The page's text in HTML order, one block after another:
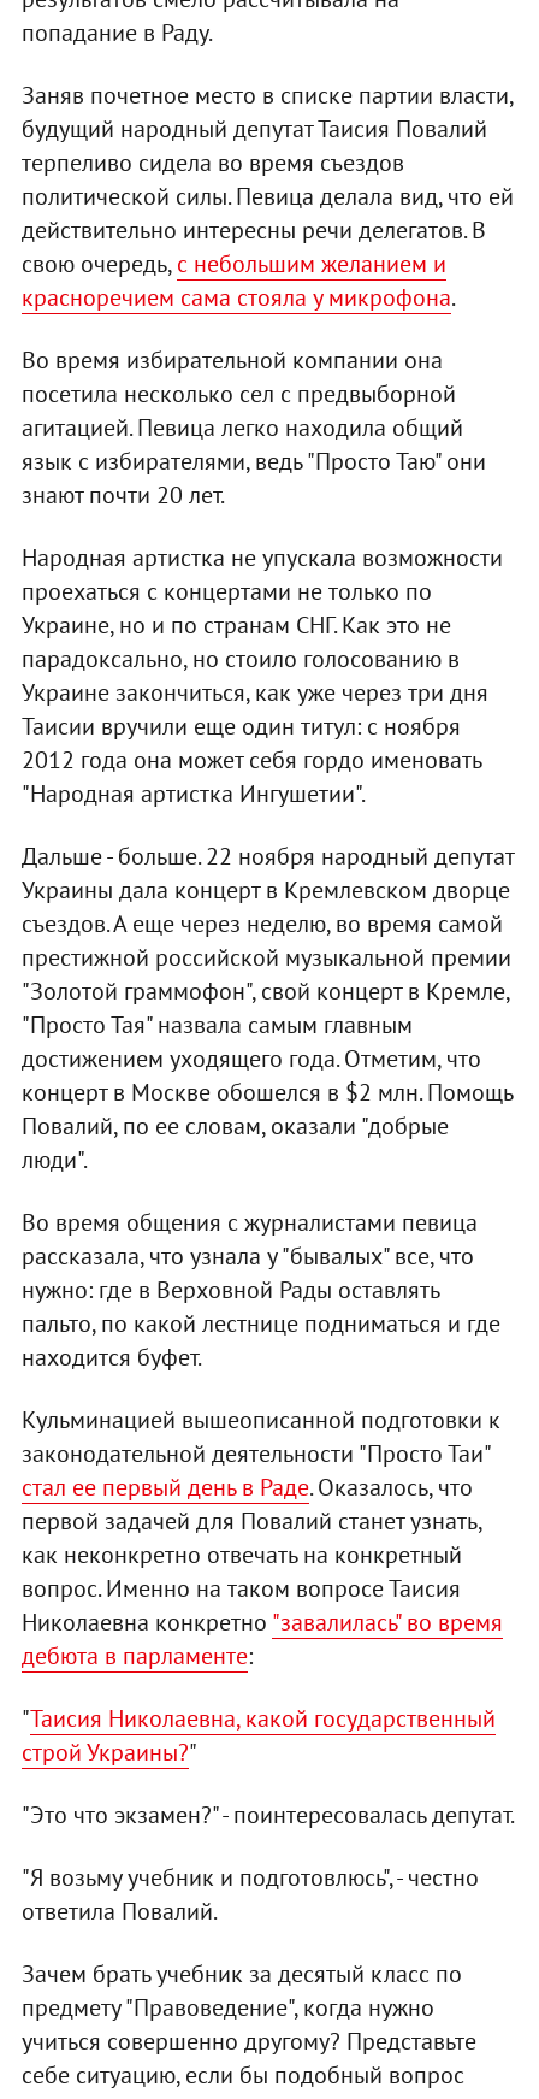
попадание в Раду.
Заняв почетное место в списке партии власти,
будущий народный депутат Таисия Повалий
терпеливо сидела во время съездов
политической силы. Певица делала вид, что ей
действительно интересны речи делегатов. В
свою очередь,с небольшим желанием и
красноречием сама стояла у микрофона.
Во время избирательной компании она
посетила несколько сел с предвыборной
агитацией. Певица легко находила общий
язык с избирателями, ведь "Просто Таю" они
знают почти 20 лет.
Народная артистка не упускала возможности
проехаться с концертами не только по
Украине, но и по странам СНГ. Как это не
парадоксально, но стоило голосованию в
Украине закончиться, как уже через три дня
Таисии вручили еще один титул: с ноября
2012 года она может себя гордо именовать
"Народная артистка Ингушетии".
Дальше - больше. 22 ноября народный депутат
Украины дала концерт в Кремлевском дворце
съездов. А еще через неделю, во время самой
престижной российской музыкальной премии
"Золотой граммофон", свой концерт в Кремле,
"Просто Тая" назвала самым главным
достижением уходящего года. Отметим, что
концерт в Москве обошелся в $2 млн. Помощь
Повалий, по ее словам, оказали "добрые
люди".
Во время общения с журналистами певица
рассказала, что узнала у "бывалых" все, что
нужно: где в Верховной Рады оставлять
пальто, по какой лестнице подниматься и где
находится буфет.
Кульминацией вышеописанной подготовки к
законодательной деятельности "Просто Таи"
стал ее первый день в Раде. Оказалось, что
первой задачей для Повалий станет узнать,
как неконкретно отвечать на конкретный
вопрос. Именно на таком вопросе Таисия
Николаевна конкретно "завалилась" во время
дебюта в парламенте:
"Таисия Николаевна, какой государственный
строй Украины?"
"Это что экзамен?" - поинтересовалась депутат.
"Я возьму учебник и подготовлюсь", - честно
ответила Повалий.
Зачем брать учебник за десятый класс по
предмету "Правоведение", когда нужно
учиться совершенно другому? Представьте
себе ситуацию, если бы подобный вопрос